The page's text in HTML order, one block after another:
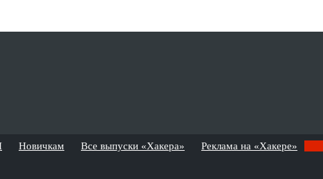
Новичкам Все выпуски «Хакера» Реклама на «Хакере»